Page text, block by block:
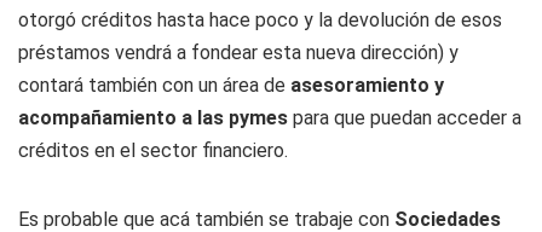
otorgó créditos hasta hace poco y la devolución de esos
préstamos vendrá a fondear esta nueva dirección) y
contará también con un área de asesoramiento y
acompañamiento a las pymes para que puedan acceder a
créditos en el sector financiero.
Es probable que acá también se trabaje con Sociedades